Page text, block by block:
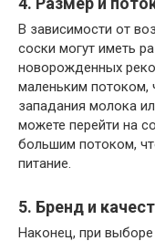
В зависимости от
соски могут иметь
новорожденных
маленьким потоком,
западания молока
можете перейти на
большим потоком,
питание.
5. Бренд и
Наконец, при выборе